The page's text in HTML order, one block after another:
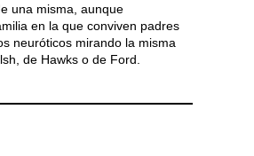
una misma, aunque
en la que conviven padres
neuróticos mirando la misma
de Hawks o de Ford.